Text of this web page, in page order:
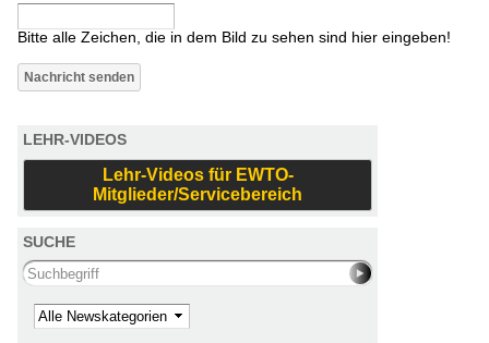
Bitte alle Zeichen, die in dem Bild zu sehen sind hier eingeben!
LEHR-VIDEOS
Lehr-Videos für EWTO-
Mitglieder/Servicebereich
SUCHE
Search this site
Kategorie